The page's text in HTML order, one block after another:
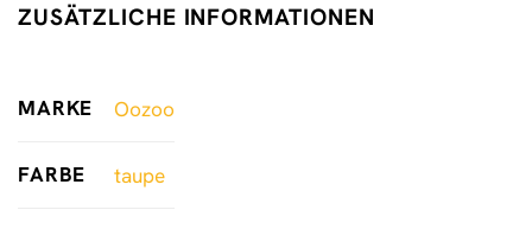
ZUSÄTZLICHE INFORMATIONEN
MARKE Oozoo
FARBE taupe